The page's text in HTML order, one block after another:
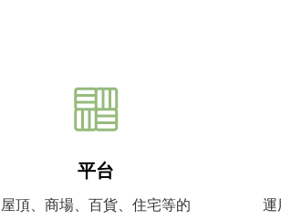
平台
屋頂、商場、百貨、住宅等的
運